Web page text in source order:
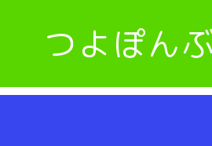
つよぽん